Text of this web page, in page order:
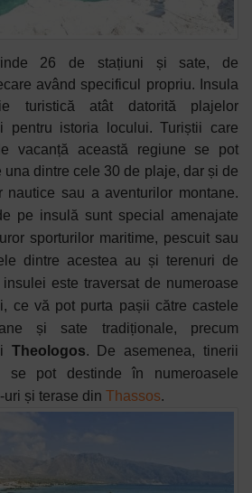
26 de stațiuni și sate, de
având specificul propriu. Insula
turistică atât datorită plajelor
pentru istoria locului. Turiștii care
vacanță această regiune se pot
una dintre cele 30 de plaje, dar și de
nautice sau a aventurilor montane.
pe insulă sunt special amenajate
sporturilor maritime, pescuit sau
dintre acestea au și terenuri de
este traversat de numeroase
ce vă pot purta pașii către castele
și sate tradiționale, precum
Theologos. De asemenea, tinerii
se pot destinde în numeroasele
și terase din Thassos.